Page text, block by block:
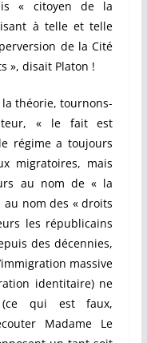
« citoyen de la
à telle et telle
de la Cité
», disait Platon !
la théorie, tournons-
« le fait est
régime a toujours
migratoires, mais
au nom de « la
nom des « droits
les républicains
des décennies,
massive
identitaire) ne
qui est faux,
Madame Le